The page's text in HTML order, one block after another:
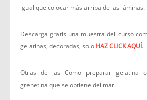
igual que colocar más arriba de las láminas.
Descarga gratis una muestra del curso
gelatinas, decoradas, solo HAZ CLICK AQUÍ.
Otras de las Como preparar gelatina
grenetina que se obtiene del mar.